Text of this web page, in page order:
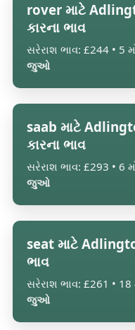
rover માટે
કારના ભાવ
સરેરાશ ભાવ: £244 • 5
જુઓ
saab માટે
કારના ભાવ
સરેરાશ ભાવ: £293 • 6
જુઓ
seat માટે
ભાવ
સરેરાશ ભાવ: £261 • 18
જુઓ